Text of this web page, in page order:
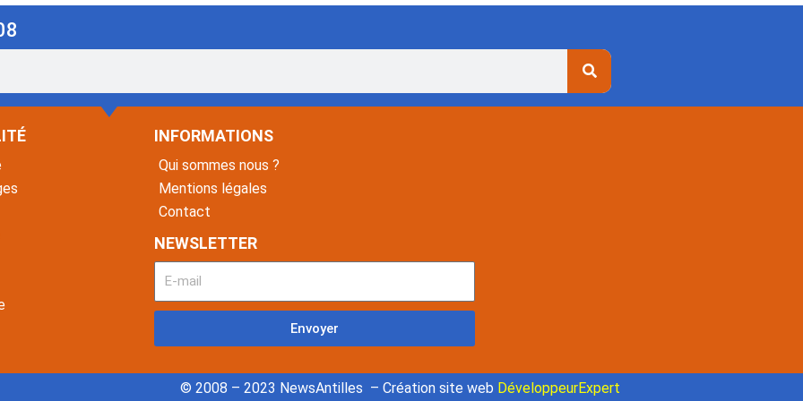
INFORMATIONS
Qui sommes nous ?
Mentions légales
Contact
NEWSLETTER
Envoyer
© 2008 – 2023 NewsAntilles – Création site web DéveloppeurExpert